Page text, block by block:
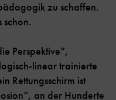
zu schaffen.
Perspektive“,
linear trainierte
Rettungsschirm ist
an der Hunderte